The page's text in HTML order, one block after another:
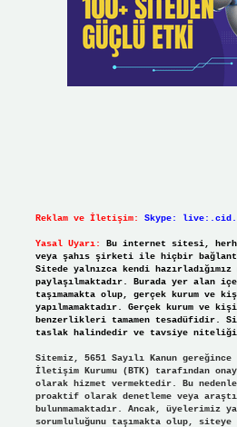
Reklam ve İletişim: Skype:
Yasal Uyarı:
Bu internet sitesi,
veya şahıs şirketi ile hiçbir
Sitede yalnızca kendi hazırladığımız
paylaşılmaktadır. Burada yer alan
taşımamakta olup, gerçek kurum ve
yapılmamaktadır. Gerçek kurum ve
benzerlikleri tamamen tesadüfidir.
taslak halindedir ve tavsiye niteliği
Sitemiz, 5651 Sayılı Kanun
İletişim Kurumu (BTK) tarafından
olarak hizmet vermektedir. Bu
proaktif olarak denetleme veya
bulunmamaktadır. Ancak, üyelerimiz
sorumluluğunu taşımakta olup, siteye